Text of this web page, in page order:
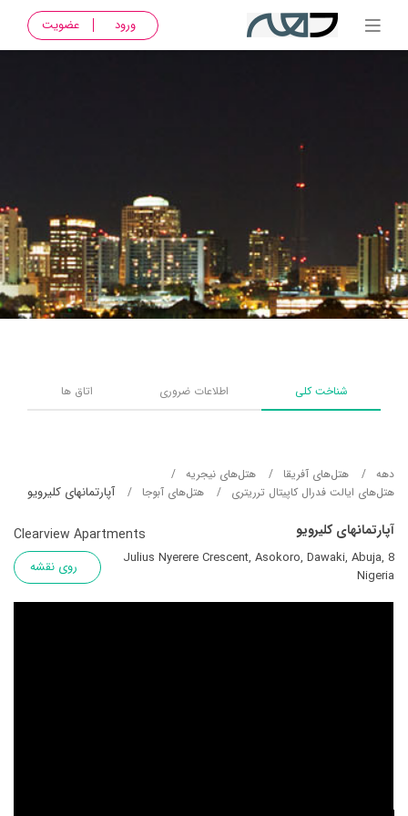
ورود عضویت
شناخت کلی اطلاعات ضروری اتاق ها
دهه هتل‌های آفریقا
هتل‌های نیجریه
هتل‌های ایالت فدرال کاپیتال ترریتری
هتل‌های آبوجا آپارتمانهای کلیرویو
آپارتمانهای کلیرویو Clearview Apartments
8 Julius Nyerere Crescent, Asokoro, Dawaki, Abuja,
Nigeria
روی نقشه